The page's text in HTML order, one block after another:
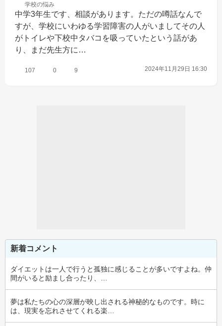
学校の悩み
中学3年生です、相談があります。ただの噂話なんで
すが、学校にいわゆる学習障害の人がいましてその人
がトイレや下校中タバコを吸っていたという話があ
り、まだ先生方に…
107 0 9 2024年11月29日 16:30
新着コメント
ダイエットは一人で行うと孤独に感じることが多いですよね。仲
間がいると励まし合ったり、…
夢は私たちの心の深層が映し出される神秘的なものです。時に
は、現実を忘れさせてくれる楽…